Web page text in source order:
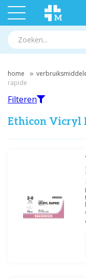
home
rapide
Ethicon(8)
Filteren
Ethicon Vicryl